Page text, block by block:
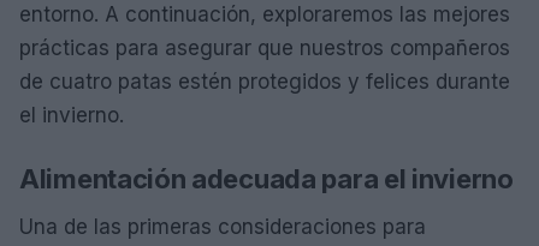
entorno. A continuación, exploraremos las mejores
prácticas para asegurar que nuestros compañeros
de cuatro patas estén protegidos y felices durante
el invierno.
Alimentación adecuada para el invierno
Una de las primeras consideraciones para